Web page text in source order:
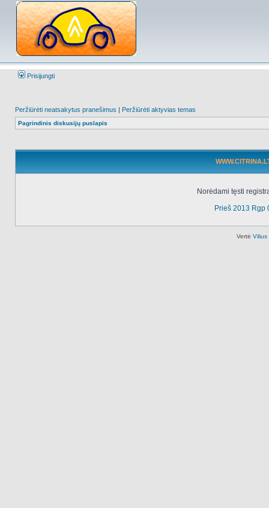
Prisijungti
Peržiūrėti neatsakytus pranešimus | Peržiūrėti aktyvias temas
Pagrindinis diskusijų puslapis
Norėdami tęsti
Prieš 2013 Rgp
Vertė Vilius